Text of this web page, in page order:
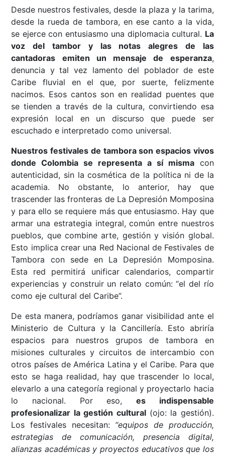
Desde nuestros festivales, desde la plaza y la tarima,
desde la rueda de tambora, en ese canto a la vida,
se ejerce con entusiasmo una diplomacia cultural. La
voz del tambor y las notas alegres de las
cantadoras emiten un mensaje de esperanza,
denuncia y tal vez lamento del poblador de este
Caribe fluvial en el que, por suerte, felizmente
nacimos. Esos cantos son en realidad puentes que
se tienden a través de la cultura, convirtiendo esa
expresión local en un discurso que puede ser
escuchado e interpretado como universal.
Nuestros festivales de tambora son espacios vivos
donde Colombia se representa a sí mismacon
autenticidad, sin la cosmética de la política ni de la
academia. No obstante, lo anterior, hay que
trascender las fronteras de La Depresión Momposina
y para ello se requiere más que entusiasmo. Hay que
armar una estrategia integral, común entre nuestros
pueblos, que combine arte, gestión y visión global.
Esto implica crear una Red Nacional de Festivales de
Tambora con sede en La Depresión Momposina.
Esta red permitirá unificar calendarios, compartir
experiencias y construir un relato común: “el del río
como eje cultural del Caribe”.
De esta manera, podríamos ganar visibilidad ante el
Ministerio de Cultura y la Cancillería. Esto abriría
espacios para nuestros grupos de tambora en
misiones culturales y circuitos de intercambio con
otros países de América Latina y el Caribe. Para que
esto se haga realidad, hay que trascender lo local,
elevarlo a una categoría regional y proyectarlo hacia
lo nacional. Por eso, es indispensable
profesionalizar la gestión cultural(ojo: la gestión).
Los festivales necesitan: “equipos de producción,
estrategias de comunicación, presencia digital,
alianzas académicas y proyectos educativos que los